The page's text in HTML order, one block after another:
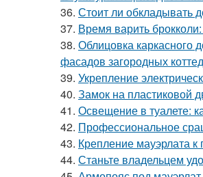
36. Стоит ли обкладывать
37. Время варить
38. Облицовка каркасного
фасадов загородных
39. Укрепление
40. Замок на пластиковой
41. Освещение в туалете:
42. Профессиональное
43. Крепление мауэрлата к
44. Станьте владельцем